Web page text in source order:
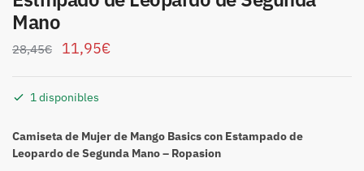
Mano
28,45€ 11,95€
1 disponibles
Camiseta de Mujer de Mango Basics con Estampado de
Leopardo de Segunda Mano – Ropasion